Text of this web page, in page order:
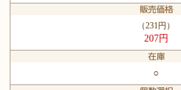
（231円）
207円
○